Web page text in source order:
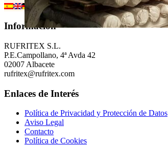
Información
RUFRITEX S.L.
P.E.Campollano, 4ª Avda 42
02007 Albacete
rufritex@rufritex.com
Enlaces de Interés
Política de Privacidad y Protección de Datos
Aviso Legal
Contacto
Política de Cookies